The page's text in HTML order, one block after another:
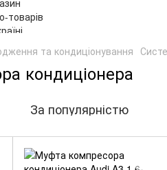
та кондиціонування
кондиціонера
За популярністю